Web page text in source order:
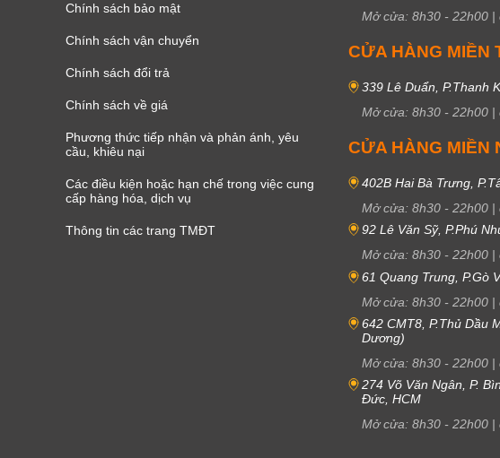
Chính sách bảo mật
Chính sách vận chuyển
Chính sách đổi trả
Chính sách về giá
Phương thức tiếp nhận và phản ánh, yêu
cầu, khiêu nại
Các điều kiện hoặc hạn chế trong việc cung
cấp hàng hóa, dịch vụ
Thông tin các trang TMĐT
Mở cửa: 8h30 - 22h00 |
CỬA HÀNG MIỀN
339 Lê Duẩn, P.Thanh
Mở cửa: 8h30 - 22h00 |
CỬA HÀNG MIỀN
402B Hai Bà Trưng,
Mở cửa: 8h30 - 22h00 |
92 Lê Văn Sỹ, P.Phú
Mở cửa: 8h30 - 22h00 |
61 Quang Trung, P.Gò
Mở cửa: 8h30 - 22h00 |
642 CMT8, P.Thủ Dầu
Dương)
Mở cửa: 8h30 - 22h00 |
274 Võ Văn Ngân, P.
Đức, HCM
Mở cửa: 8h30 - 22h00 |